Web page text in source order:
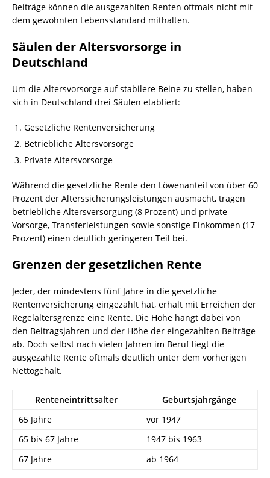
Beiträge können die ausgezahlten Renten oftmals nicht mit
dem gewohnten Lebensstandard mithalten.
Säulen der Altersvorsorge in
Deutschland
Um die Altersvorsorge auf stabilere Beine zu stellen, haben
sich in Deutschland drei Säulen etabliert:
Gesetzliche Rentenversicherung
Betriebliche Altersvorsorge
Private Altersvorsorge
Während die gesetzliche Rente den Löwenanteil von über 60
Prozent der Alterssicherungsleistungen ausmacht, tragen
betriebliche Altersversorgung (8 Prozent) und private
Vorsorge, Transferleistungen sowie sonstige Einkommen (17
Prozent) einen deutlich geringeren Teil bei.
Grenzen der gesetzlichen Rente
Jeder, der mindestens fünf Jahre in die gesetzliche
Rentenversicherung eingezahlt hat, erhält mit Erreichen der
Regelaltersgrenze eine Rente. Die Höhe hängt dabei von
den Beitragsjahren und der Höhe der eingezahlten Beiträge
ab. Doch selbst nach vielen Jahren im Beruf liegt die
ausgezahlte Rente oftmals deutlich unter dem vorherigen
Nettogehalt.
Renteneintrittsalter
Geburtsjahrgänge
65 Jahre
vor 1947
65 bis 67 Jahre
1947 bis 1963
67 Jahre
ab 1964